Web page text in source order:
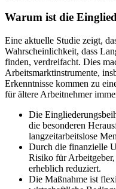
Warum ist die
Eine aktuelle Studie zeigt,
Wahrscheinlichkeit, dass
finden, verdreifacht. Dies
Arbeitsmarktinstrumente,
Erkenntnisse kommen zu
für ältere Arbeitnehmer
Die
die besonderen
langzeitarbeitslose
Durch die finanzielle
Risiko für Arbeitgeber,
erheblich reduziert.
Die Maßnahme ist